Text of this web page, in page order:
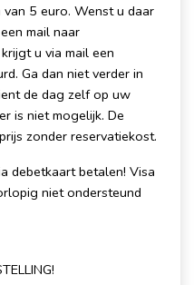
van 5 euro. Wenst u daar
mail naar
u via mail een
Ga dan niet verder in
de dag zelf op uw
is niet mogelijk. De
zonder reservatiekost.
debetkaart betalen! Visa
niet ondersteund